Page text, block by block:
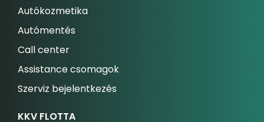
Autókozmetika
Autómentés
Call center
Assistance csomagok
Szerviz bejelentkezés
KKV FLOTTA